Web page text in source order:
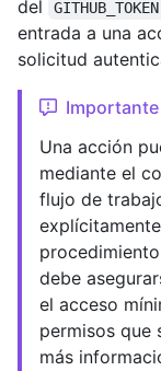
del
GITHUB_TOKEN
entrada a una
solicitud
Importante
Una acción
mediante el
flujo de
explícitamente
debe
el acceso
permisos que
más